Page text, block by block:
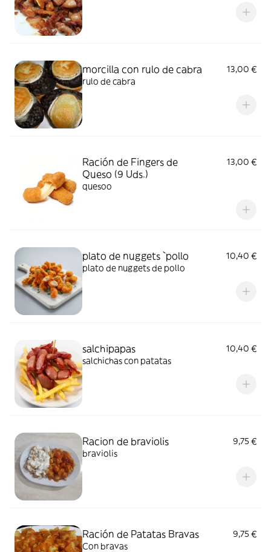
morcilla con rulo de cabra
13,00 €
rulo de cabra
Ración de Fingers de
Queso (9 Uds.)
13,00 €
quesoo
plato de nuggets `pollo
10,40 €
plato de nuggets de pollo
salchipapas
10,40 €
salchichas con patatas
Racion de braviolis
9,75 €
braviolis
Ración de Patatas Bravas
9,75 €
Con bravas